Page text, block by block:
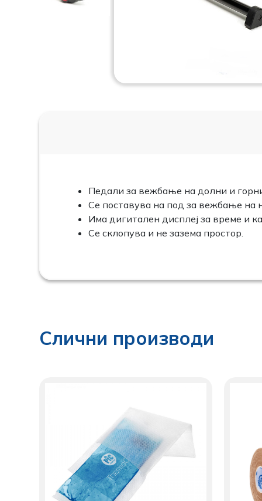
Педали за вежбање на долни и
Се поставува на под за вежбање на
Има дигитален дисплеј за време и
Се склопува и не зазема простор.
Слични производи